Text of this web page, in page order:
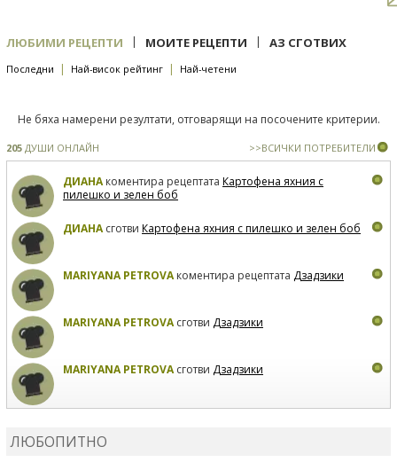
ЛЮБИМИ РЕЦЕПТИ | МОИТЕ РЕЦЕПТИ | АЗ СГОТВИХ
Последни | Най-висок рейтинг | Най-четени
Не бяха намерени резултати, отговарящи на посочените критерии.
205 ДУШИ ОНЛАЙН >>ВСИЧКИ ПОТРЕБИТЕЛИ
ДИАНАкоментира рецептата Картофена яхния с
пилешко и зелен боб
ДИАНАсготви Картофена яхния с пилешко и зелен боб
MARIYANA PETROVAкоментира рецептата Дзадзики
MARIYANA PETROVAсготви Дзадзики
MARIYANA PETROVAсготви Дзадзики
ЛЮБОПИТНО